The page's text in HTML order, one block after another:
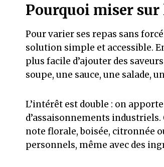
Pourquoi miser sur
Pour varier ses repas sans
solution simple et accessible.
plus facile d’ajouter des
soupe, une sauce, une salade,
L’intérêt est double : on
d’assaisonnements
note florale, boisée, citronnée
personnels, même avec des